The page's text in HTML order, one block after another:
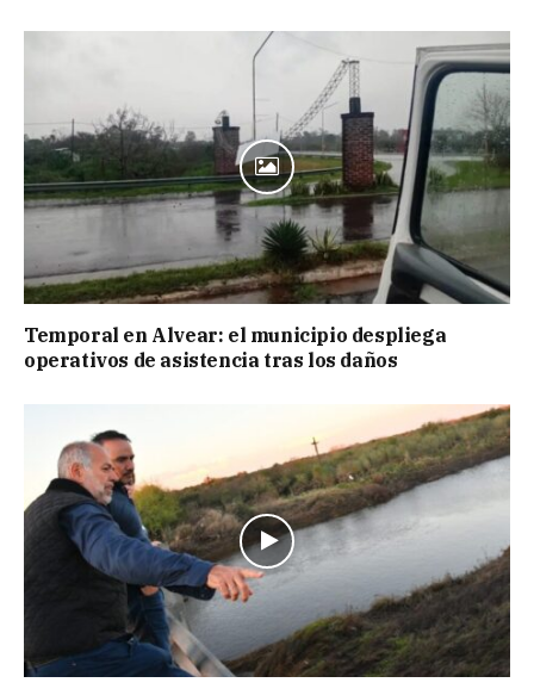
Temporal en Alvear: el municipio despliega
operativos de asistencia tras los daños